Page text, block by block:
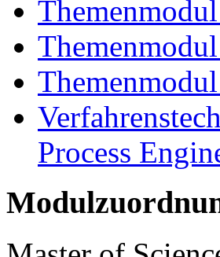
Process